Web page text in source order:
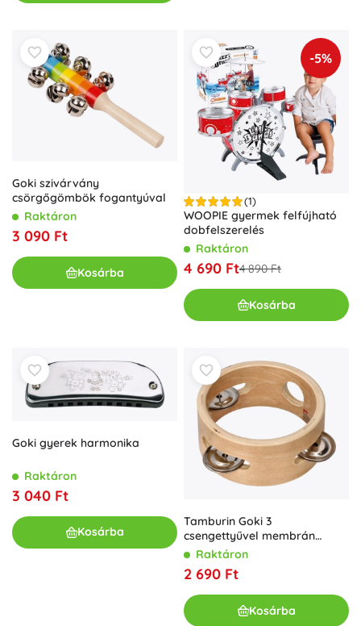
Goki szivárvány
csörgőgömbök fogantyúval
Raktáron
3 090 Ft
Kosárba
-5%
(1)
WOOPIE gyermek felfújható
dobfelszerelés
Raktáron
4 690 Ft4 890 Ft
Kosárba
Goki gyerek harmonika
Raktáron
3 040 Ft
Kosárba
Tamburin Goki 3
csengettyűvel membrán
nélkül
Raktáron
2 690 Ft
Kosárba